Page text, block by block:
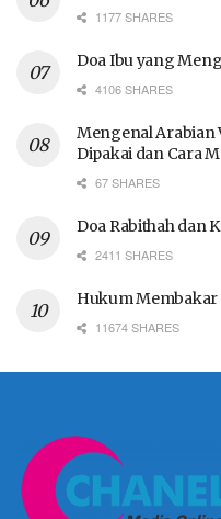
1177 SHARES
Doa Ibu yang
4106 SHARES
Mengenal Arabian
Dipakai dan Cara
67 SHARES
Doa Rabithah dan
2411 SHARES
Hukum Membakar
11674 SHARES